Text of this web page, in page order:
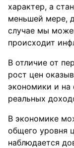
характер, а
меньшей мере,
случае мы
происходит
В отличие от
рост цен
экономики и на
реальных
В экономике
общего уровня
наблюдается